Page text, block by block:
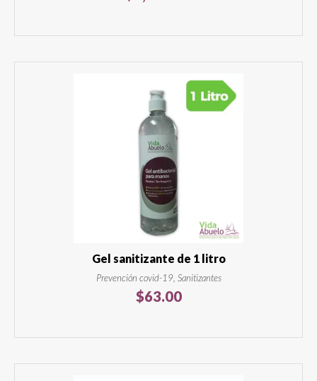
Gel sanitizante de 1 litro
Prevención covid-19, Sanitizantes
$63.00